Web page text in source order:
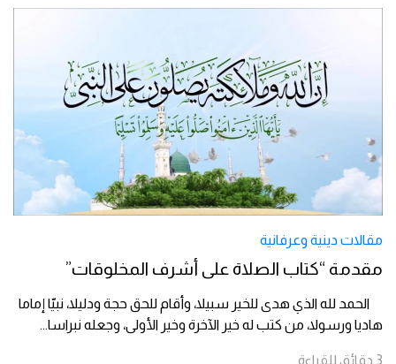
مقالات دينية وعرفانية
مقدمة “كتاب الصلاة على أشرف المخلوقات”
الحمد لله الذي هدى للخير سبيلا، وأقام للحق حجة ودليلا، نبيّا إماما
هاديا ورسولا، من كتب له خير الآخرة وخير الأولى، وجعله نبراسا...
3 دقائق للقراءة